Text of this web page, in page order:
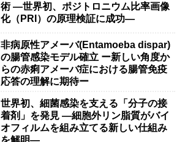
術 ―世界初、ポジトロニウム比率画像
化（PRI）の原理検証に成功―
非病原性アメーバ(Entamoeba dispar)
の腸管感染モデル確立 ー新しい角度か
らの赤痢アメーバ症における腸管免疫
応答の理解に期待ー
世界初、細菌感染を支える「分子の接
着剤」を発見 ―細胞外リン脂質がバイ
オフィルムを組み立てる新しい仕組み
を解明―